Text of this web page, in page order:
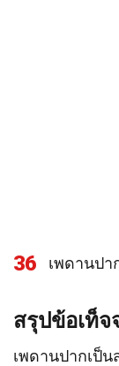
36 เพดานปา
สรุปข้อเท็จ
เพดานปากเป็